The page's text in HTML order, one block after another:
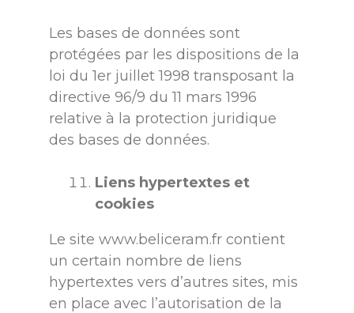
Les bases de données sont
protégées par les dispositions de la
loi du 1er juillet 1998 transposant la
directive 96/9 du 11 mars 1996
relative à la protection juridique
des bases de données.
Liens hypertextes et
cookies
Le site www.beliceram.fr contient
un certain nombre de liens
hypertextes vers d’autres sites, mis
en place avec l’autorisation de la